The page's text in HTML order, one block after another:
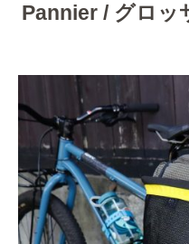
Pannier / グロッ